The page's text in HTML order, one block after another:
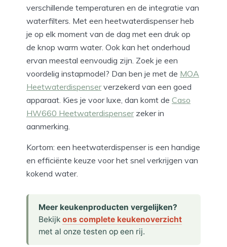
verschillende temperaturen en de integratie van
waterfilters. Met een heetwaterdispenser heb
je op elk moment van de dag met een druk op
de knop warm water. Ook kan het onderhoud
ervan meestal eenvoudig zijn. Zoek je een
voordelig instapmodel? Dan ben je met de MOA
Heetwaterdispenserverzekerd van een goed
apparaat. Kies je voor luxe, dan komt de Caso
HW660 Heetwaterdispenserzeker in
aanmerking.
Kortom: een heetwaterdispenser is een handige
en efficiënte keuze voor het snel verkrijgen van
kokend water.
Meer keukenproducten vergelijken?
Bekijk ons complete keukenoverzicht
met al onze testen op een rij.